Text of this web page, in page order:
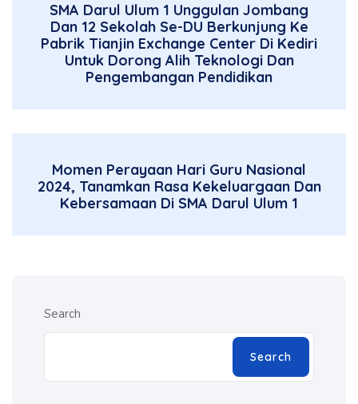
SMA Darul Ulum 1 Unggulan Jombang
Dan 12 Sekolah Se-DU Berkunjung Ke
Pabrik Tianjin Exchange Center Di Kediri
Untuk Dorong Alih Teknologi Dan
Pengembangan Pendidikan
Momen Perayaan Hari Guru Nasional
2024, Tanamkan Rasa Kekeluargaan Dan
Kebersamaan Di SMA Darul Ulum 1
Search
Search